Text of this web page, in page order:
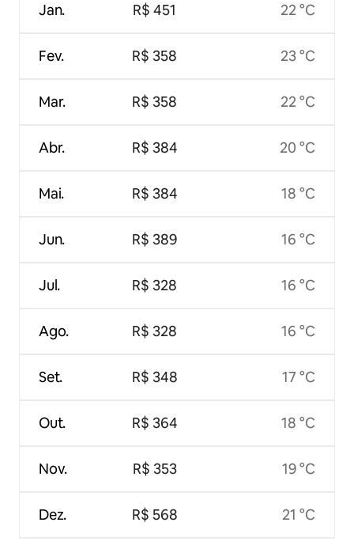
Jan.
Fev.
Mar.
Abr.
Mai.
Jun.
Jul.
Ago.
Set.
Out.
Nov.
Dez.
R$ 451
R$ 358
R$ 358
R$ 384
R$ 384
R$ 389
R$ 328
R$ 328
R$ 348
R$ 364
R$ 353
R$ 568
22 °C
23 °C
22 °C
20 °C
18 °C
16 °C
16 °C
16 °C
17 °C
18 °C
19 °C
21 °C